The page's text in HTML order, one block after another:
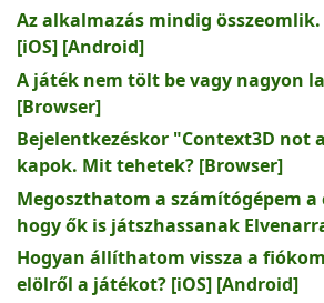
Az alkalmazás mindig
[iOS] [Android]
A játék nem tölt be vagy nagyon
[Browser]
Bejelentkezéskor "Context3D not
kapok. Mit tehetek? [Browser]
Megoszthatom a számítógépem
hogy ők is játszhassanak
Hogyan állíthatom vissza a
elölről a játékot? [iOS] [Android]